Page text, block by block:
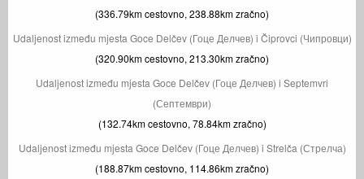
(336.79km cestovno, 238.88km zračno)
Udaljenost između mjesta Goce Delčev (Гоце Делчев) i Čiprovci (Чипровци)
(320.90km cestovno, 213.30km zračno)
Udaljenost između mjesta Goce Delčev (Гоце Делчев) i Septemvri
(Септември)
(132.74km cestovno, 78.84km zračno)
Udaljenost između mjesta Goce Delčev (Гоце Делчев) i Strelča (Стрелча)
(188.87km cestovno, 114.86km zračno)